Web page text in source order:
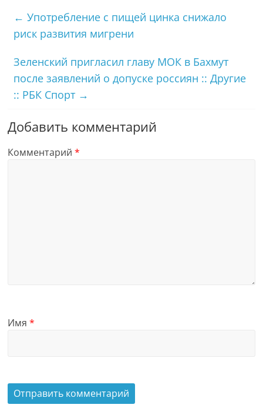
← Употребление с пищей цинка снижало
риск развития мигрени
Зеленский пригласил главу МОК в Бахмут
после заявлений о допуске россиян :: Другие
:: РБК Спорт →
Добавить комментарий
Комментарий*
Имя*